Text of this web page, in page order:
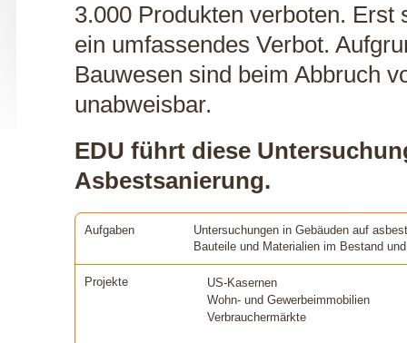
3.000 Produkten verboten.
ein umfassendes Verbot.
Bauwesen sind beim Abbruch
unabweisbar.
EDU führt diese
Asbestsanierung.
Aufgaben
Untersuchungen in Gebäuden auf
Bauteile und Materialien im Bestand
Projekte
US-Kasernen
Wohn- und Gewerbeimmobilien
Verbrauchermärkte